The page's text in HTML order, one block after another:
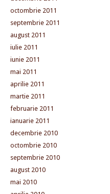
octombrie 2011
septembrie 2011
august 2011
iulie 2011
iunie 2011
mai 2011
aprilie 2011
martie 2011
februarie 2011
ianuarie 2011
decembrie 2010
octombrie 2010
septembrie 2010
august 2010
mai 2010